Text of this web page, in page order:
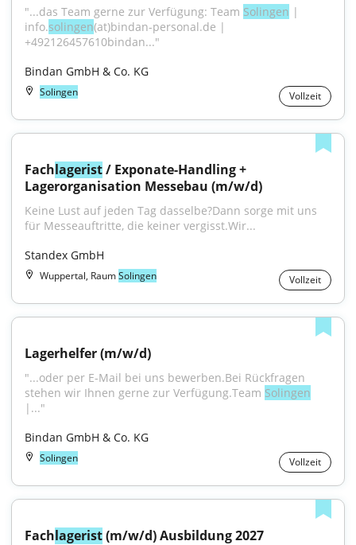
"...das Team gerne zur Verfügung: Team Solingen |
info.solingen(at)bindan-personal.de |
+492126457610bindan..."
Bindan GmbH & Co. KG
Solingen Vollzeit
Fachlagerist / Exponate-Handling +
Lagerorganisation Messebau (m/w/d)
Keine Lust auf jeden Tag dasselbe?Dann sorge mit uns
für Messeauftritte, die keiner vergisst.Wir...
Standex GmbH
Wuppertal, RaumSolingen Vollzeit
Lagerhelfer (m/w/d)
"...oder per E-Mail bei uns bewerben.Bei Rückfragen
stehen wir Ihnen gerne zur Verfügung.Team Solingen
|..."
Bindan GmbH & Co. KG
Solingen Vollzeit
Fachlagerist (m/w/d) Ausbildung 2027